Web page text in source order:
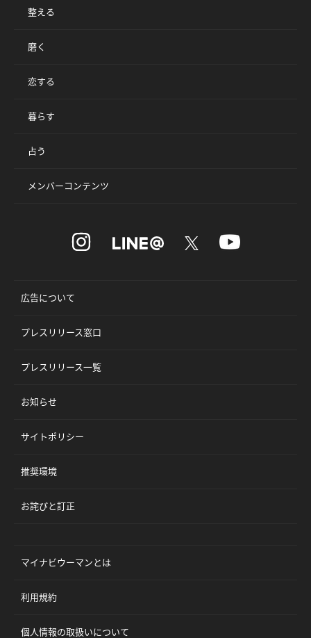
整える
磨く
恋する
暮らす
占う
メンバーコンテンツ
広告について
プレスリリース窓口
プレスリリース一覧
お知らせ
サイトポリシー
推奨環境
お詫びと訂正
マイナビウーマンとは
利用規約
個人情報の取扱いについて